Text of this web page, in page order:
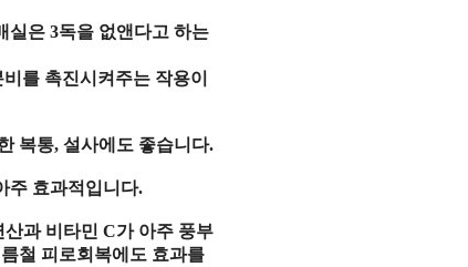
실은 3독을 없앤다고 하는
를 촉진시켜주는 작용이
복통, 설사에도 좋습니다.
주 효과적입니다.
과 비타민 C가 아주 풍부
철 피로회복에도 효과를